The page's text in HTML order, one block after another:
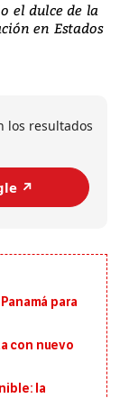
el dulce de la
en Estados
los resultados
↗️
para
con nuevo
la